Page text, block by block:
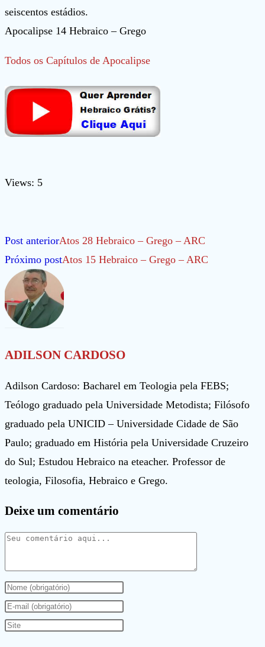
seiscentos estádios.
Apocalipse 14 Hebraico – Grego
Todos os Capítulos de Apocalipse
Views: 5
Leia
mais
artigos
Post anteriorAtos 28 Hebraico – Grego – ARC
Próximo postAtos 15 Hebraico – Grego – ARC
ADILSON CARDOSO
Adilson Cardoso: Bacharel em Teologia pela FEBS;
Teólogo graduado pela Universidade Metodista; Filósofo
graduado pela UNICID – Universidade Cidade de São
Paulo; graduado em História pela Universidade Cruzeiro
do Sul; Estudou Hebraico na eteacher. Professor de
teologia, Filosofia, Hebraico e Grego.
Deixe um comentário
Comentário
Digite
seu
nome
Digite
seu
Digite